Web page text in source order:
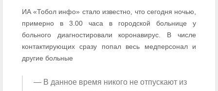
ИА «Тобол инфо» стало известно, что сегодня ночью,
примерно в 3.00 часа в городской больнице у
больного диагностировали коронавирус. В числе
контактирующих сразу попал весь медперсонал и
другие больные
— В данное время никого не отпускают из